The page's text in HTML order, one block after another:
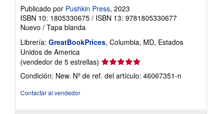
Publicado por Pushkin Press, 2023
ISBN 10: 1805330675 / ISBN 13: 9781805330677
Nuevo / Tapa blanda
Librería: GreatBookPrices, Columbia, MD, Estados
Unidos de America
(vendedor de 5 estrellas) Calificación
del
vendedor:
Condición: New. Nº de ref. del artículo: 46067351-n
Contactar al vendedor